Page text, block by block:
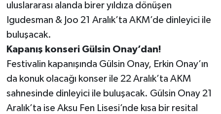
uluslararası alanda birer yıldıza dönüşen
Igudesman & Joo 21 Aralık’ta AKM’de dinleyici ile
buluşacak.
Kapanış konseri Gülsin Onay’dan!
Festivalin kapanışında Gülsin Onay, Erkin Onay’ın
da konuk olacağı konser ile 22 Aralık’ta AKM
sahnesinde dinleyici ile buluşacak. Gülsin Onay 21
Aralık’ta ise Aksu Fen Lisesi’nde kısa bir resital